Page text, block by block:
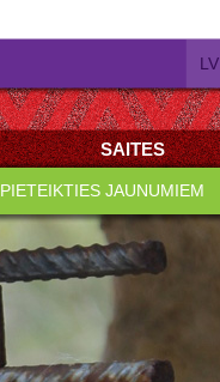
LV
SAITES
PIETEIKTIES JAUNUMIEM